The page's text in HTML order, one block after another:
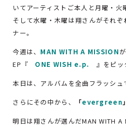
いてアーティストご本人と月曜・火
そして水曜・木曜は翔さんがそれ
ナー。
今週は、 MAN WITH A MISSION
EP『 ONE WISH e.p. 』をピッ
本日は、アルバムを全曲フラッシュ
さらにその中から、 「evergreen 」
明日は翔さんが選んだMAN WITH A